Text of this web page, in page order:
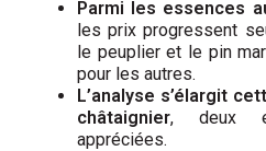
Parmi les essences
les prix progressent
le peuplier et le pin
pour les autres.
L’analyse s’élargit
châtaignier, deux
appréciées.